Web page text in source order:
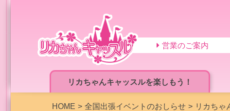
リカちゃんキャッスルを楽しもう！
営業のご案内
HOME 全国出張イベントのおしらせ リカち